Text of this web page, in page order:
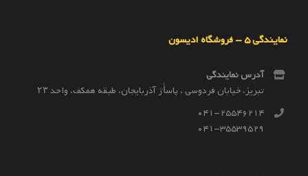
نمایندگی 5 – فروشگاه ادیسون
آدرس نمایندگی
تبریز، خیابان فردوسی ، پاساٰژ آذربایجان، طبقه همکف، واحد ۲۳
041-25546214
041-35539529